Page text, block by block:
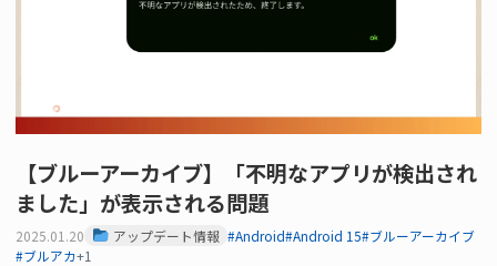
【ブルーアーカイブ】「不明なアプリが検出され
ました」が表示される問題
2025.01.20 アップデート情報 #Android#Android 15#ブルーアーカイブ
#ブルアカ+1